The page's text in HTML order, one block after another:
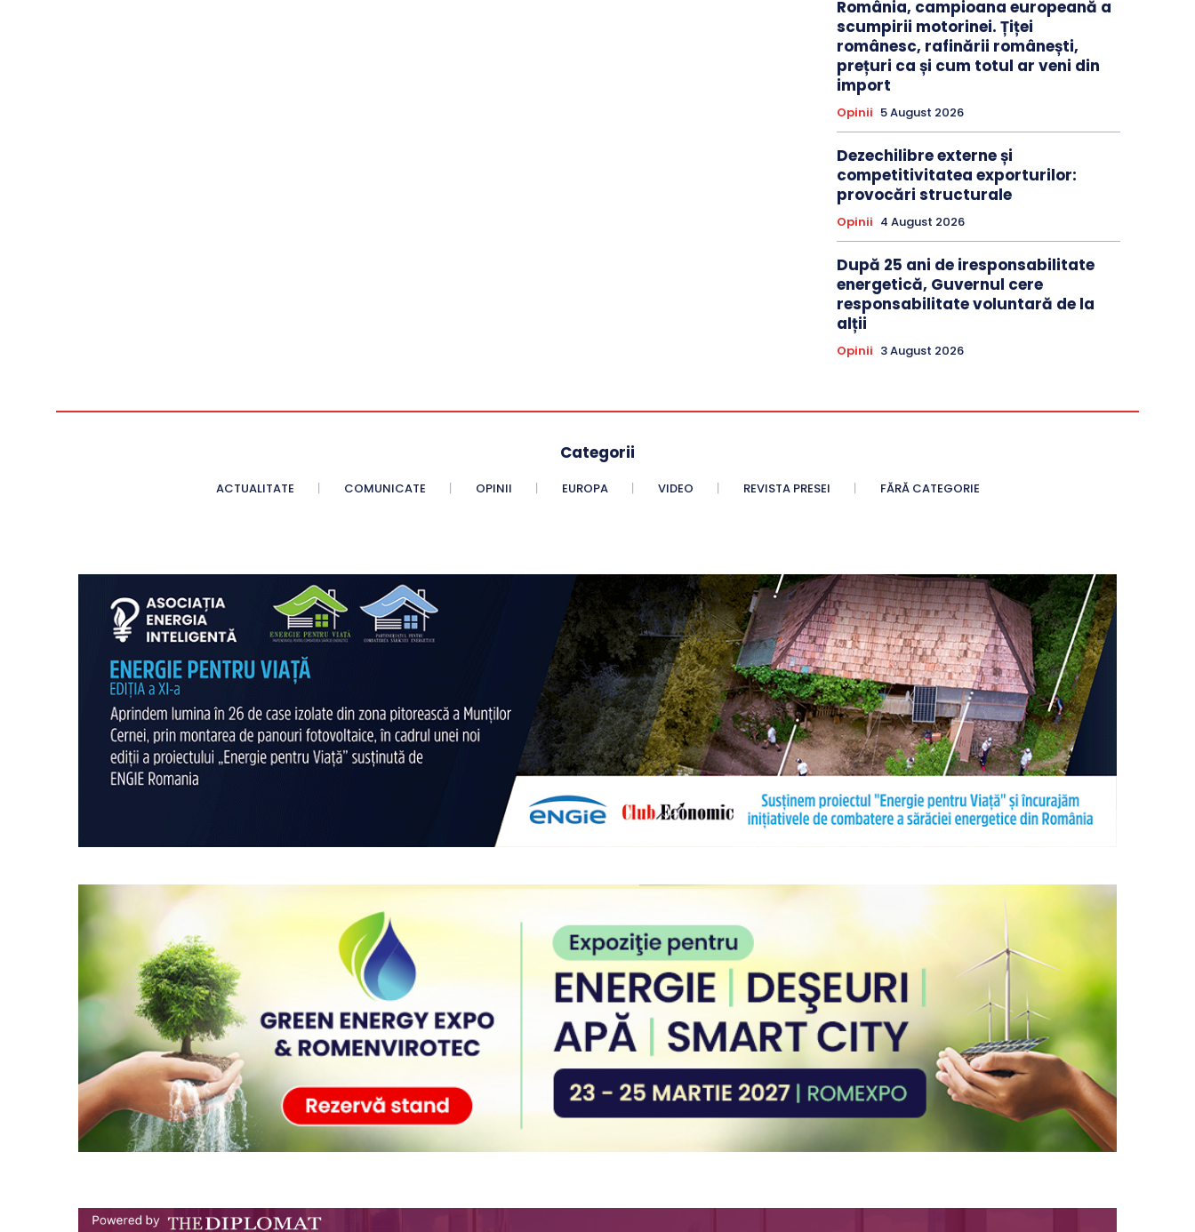
România, campioana europeană a
scumpirii motorinei. Țiței
românesc, rafinării românești,
prețuri ca și cum totul ar veni din
import
Opinii 5 August 2026
Dezechilibre externe și
competitivitatea exporturilor:
provocări structurale
Opinii 4 August 2026
După 25 ani de iresponsabilitate
energetică, Guvernul cere
responsabilitate voluntară de la
alții
Opinii 3 August 2026
Categorii
ACTUALITATE COMUNICATE OPINII EUROPA VIDEO REVISTA PRESEI FĂRĂ CATEGORIE